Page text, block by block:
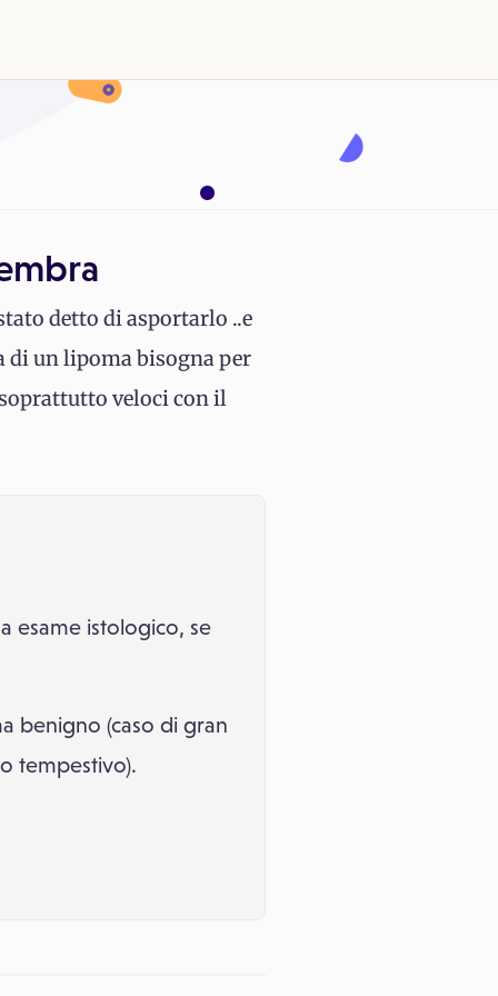
detto di asportarlo ..e
di un lipoma bisogna per
veloci con il
esame istologico, se
benigno (caso di gran
tempestivo).